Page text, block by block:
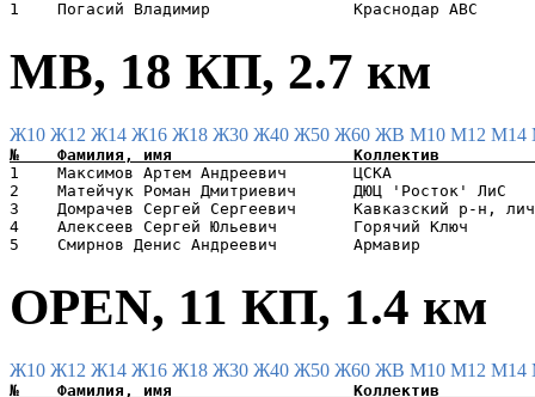
МВ, 18 КП, 2.7 км
Ж10 Ж12 Ж14 Ж16 Ж18 Ж30 Ж40 Ж50 Ж60 ЖВ М10 М12 М14
1    Максимов Артем Андреевич       ЦСКА
2    Матейчук Роман Дмитриевич      ДЮЦ
3    Домрачев Сергей Сергеевич
4    Алексеев Сергей Юльевич        Горячий
ОPEN, 11 КП, 1.4 км
Ж10 Ж12 Ж14 Ж16 Ж18 Ж30 Ж40 Ж50 Ж60 ЖВ М10 М12 М14